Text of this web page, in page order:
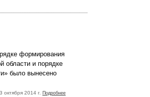
формирования
области и порядке
было вынесено
октября 2014 г. Подробнее